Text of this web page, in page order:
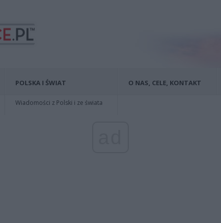
POLSKA I ŚWIAT
Wiadomości z Polski i ze świata
O NAS, CELE, KONTAKT